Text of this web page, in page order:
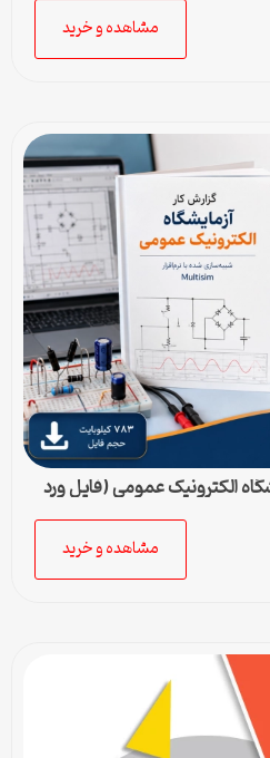
مشاهده و خرید
الکترونیک عمومی (فایل ورد
مشاهده و خرید